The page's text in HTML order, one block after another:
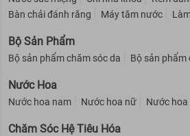
Bàn chải đánh răng
Máy tăm nước
Bộ Sản Phẩm
Bộ sản phẩm chăm sóc da Bộ sản phẩm
Nước Hoa
Nước hoa nam Nước hoa nữ Nước hoa
Chăm Sóc Hệ Tiêu Hóa